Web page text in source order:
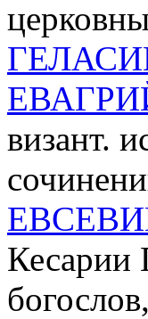
визант.
Кесарии